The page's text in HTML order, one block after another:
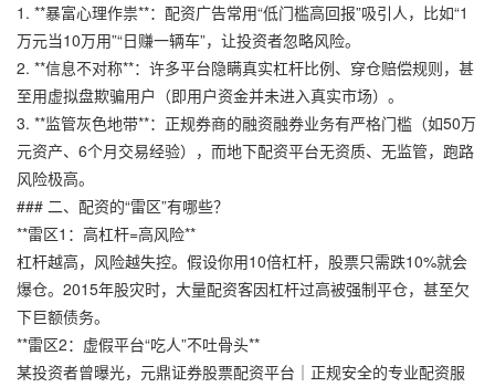
1. **暴富心理作祟**：配资广告常用“低门槛高回报”吸引人，比如“1
万元当10万用”“日赚一辆车”，让投资者忽略风险。
2. **信息不对称**：许多平台隐瞒真实杠杆比例、穿仓赔偿规则，甚
至用虚拟盘欺骗用户（即用户资金并未进入真实市场）。
3. **监管灰色地带**：正规券商的融资融券业务有严格门槛（如50万
元资产、6个月交易经验），而地下配资平台无资质、无监管，跑路
风险极高。
### 二、配资的“雷区”有哪些？
**雷区1：高杠杆=高风险**
杠杆越高，风险越失控。假设你用10倍杠杆，股票只需跌10%就会
爆仓。2015年股灾时，大量配资客因杠杆过高被强制平仓，甚至欠
下巨额债务。
**雷区2：虚假平台“吃人”不吐骨头**
某投资者曾曝光， 元鼎证券股票配资平台｜正规安全的专业配资服